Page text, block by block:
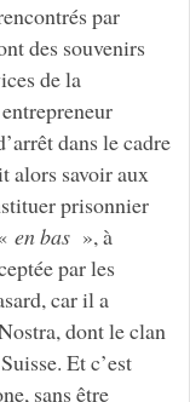
par
des souvenirs
de la
dans le cadre
alors savoir aux
prisonnier
en bas », à
par les
car il a
dont le clan
Et c’est
sans être